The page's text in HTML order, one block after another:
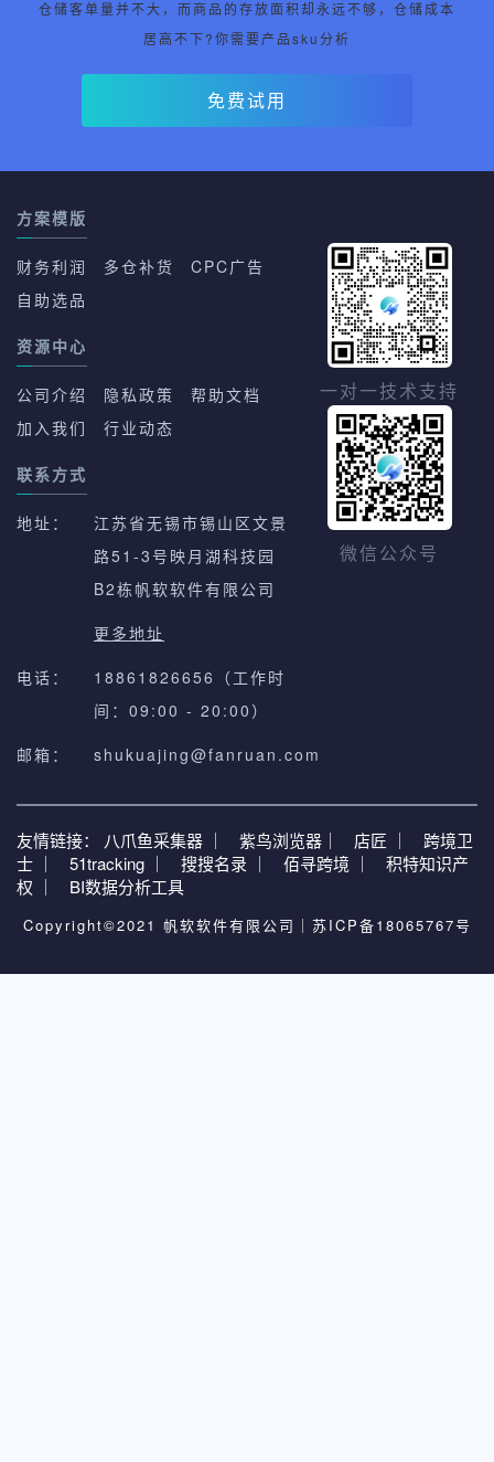
仓储客单量并不大，而商品的存放面积却永远不够，仓储成本
居高不下?你需要产品sku分析
免费试用
方案模版
财务利润 多仓补货
CPC广告
自助选品
资源中心
公司介绍 隐私政策
帮助文档
加入我们
行业动态
联系方式
地址：
江苏省无锡市锡山区文景
路51-3号映月湖科技园
B2栋帆软软件有限公司
更多地址
电话：
18861826656（工作时
间：09:00 - 20:00）
邮箱：
shukuajing@fanruan.com
一对一技术支持
微信公众号
友情链接： 八爪鱼采集器 ｜ 紫鸟浏览器｜ 店匠 ｜
跨境卫
士 ｜
51tracking ｜ 搜搜名录 ｜ 佰寻跨境 ｜
积特知识产
权 ｜
BI数据分析工具
Copyright©2021 帆软软件有限公司｜ 苏ICP备18065767号